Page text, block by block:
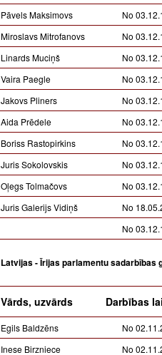
Pāvels Maksimovs
No
Miroslavs Mitrofanovs
No
Linards Muciņš
No
Vaira Paegle
No
Jakovs Pliners
No
Aida Prēdele
No
Boriss Rastopirkins
No
Juris Sokolovskis
No
Oļegs Tolmačovs
No
Juris Galerijs Vidiņš
No
No
Latvijas - Īrijas parlamentu sadarbības
Vārds, uzvārds Darbības
Egils Baldzēns
No
Inese Birzniece
No